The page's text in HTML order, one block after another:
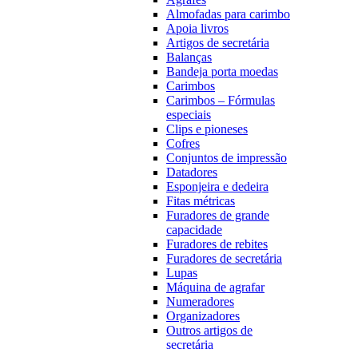
Almofadas para carimbo
Apoia livros
Artigos de secretária
Balanças
Bandeja porta moedas
Carimbos
Carimbos – Fórmulas
especiais
Clips e pioneses
Cofres
Conjuntos de impressão
Datadores
Esponjeira e dedeira
Fitas métricas
Furadores de grande
capacidade
Furadores de rebites
Furadores de secretária
Lupas
Máquina de agrafar
Numeradores
Organizadores
Outros artigos de
secretária